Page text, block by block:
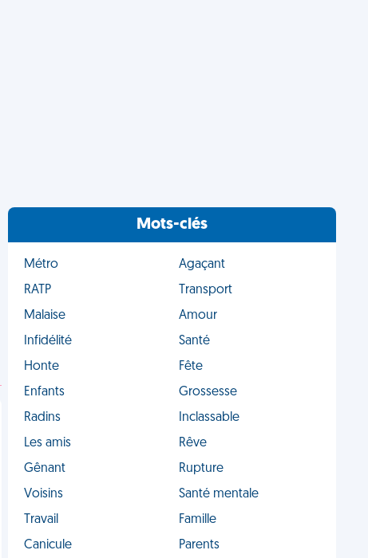
Mots-clés
Métro
Agaçant
RATP
Transport
Malaise
Amour
Infidélité
Santé
Honte
Fête
Enfants
Grossesse
Radins
Inclassable
Les amis
Rêve
Gênant
Rupture
Voisins
Santé mentale
Travail
Famille
Canicule
Parents